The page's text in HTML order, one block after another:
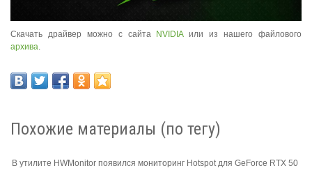
Скачать драйвер можно с сайта NVIDIAили из нашего файлового
архива.
Похожие материалы (по тегу)
В утилите HWMonitor появился мониторинг Hotspot для GeForce RTX 50